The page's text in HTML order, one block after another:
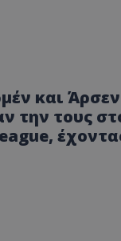
και
την τους